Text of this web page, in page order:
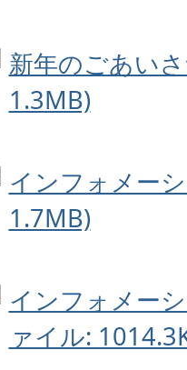
新年のごあい
1.3MB)
インフォメー
1.7MB)
インフォメー
ァイル: